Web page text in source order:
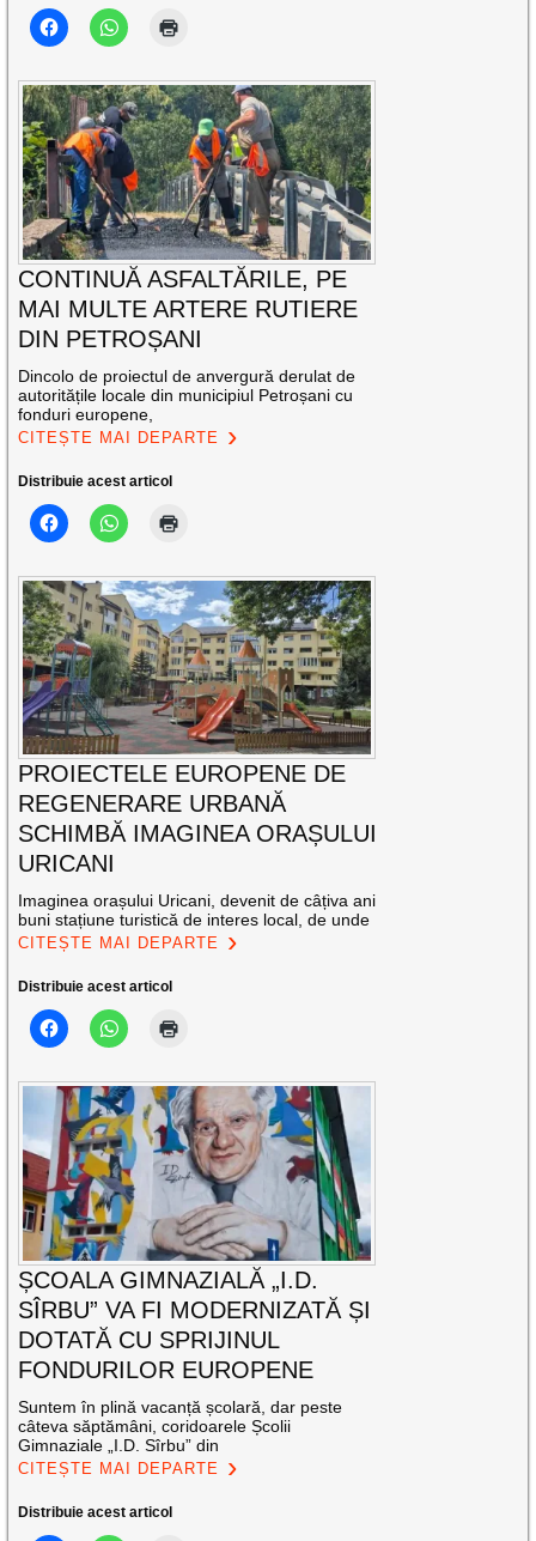
CONTINUĂ ASFALTĂRILE, PE
MAI MULTE ARTERE RUTIERE
DIN PETROȘANI
Dincolo de proiectul de anvergură derulat de
autoritățile locale din municipiul Petroșani cu
fonduri europene,
CITEȘTE MAI DEPARTE
Distribuie acest articol
PROIECTELE EUROPENE DE
REGENERARE URBANĂ
SCHIMBĂ IMAGINEA ORAȘULUI
URICANI
Imaginea orașului Uricani, devenit de câțiva ani
buni stațiune turistică de interes local, de unde
CITEȘTE MAI DEPARTE
Distribuie acest articol
ȘCOALA GIMNAZIALĂ „I.D.
SÎRBU” VA FI MODERNIZATĂ ȘI
DOTATĂ CU SPRIJINUL
FONDURILOR EUROPENE
Suntem în plină vacanță școlară, dar peste
câteva săptămâni, coridoarele Școlii
Gimnaziale „I.D. Sîrbu” din
CITEȘTE MAI DEPARTE
Distribuie acest articol